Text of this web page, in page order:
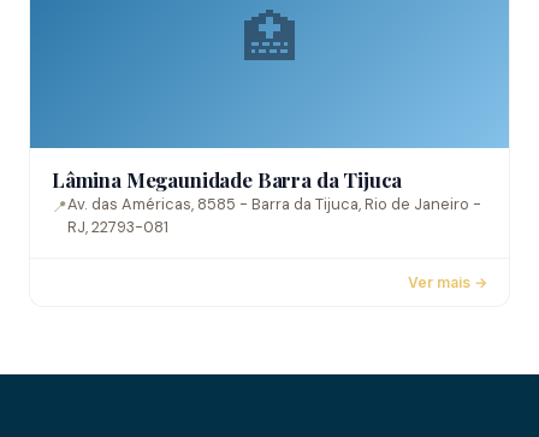
🏥
Lâmina Megaunidade Barra da Tijuca
📍Av. das Américas, 8585 - Barra da Tijuca, Rio de Janeiro -
RJ, 22793-081
Ver mais →